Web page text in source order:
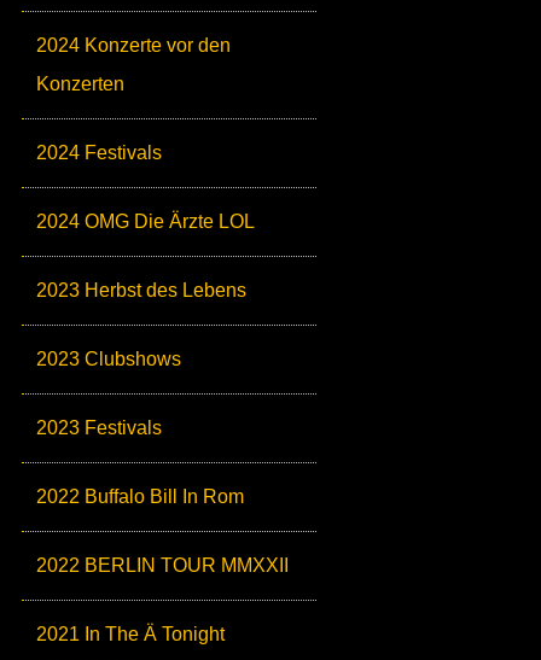
2024 Konzerte vor den
Konzerten
2024 Festivals
2024 OMG Die Ärzte LOL
2023 Herbst des Lebens
2023 Clubshows
2023 Festivals
2022 Buffalo Bill In Rom
2022 BERLIN TOUR MMXXII
2021 In The Ä Tonight